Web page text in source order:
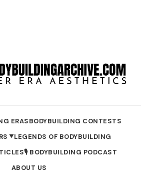
ERASBODYBUILDING CONTESTS
▼LEGENDS OF BODYBUILDING
🎙️ BODYBUILDING PODCAST
ABOUT US